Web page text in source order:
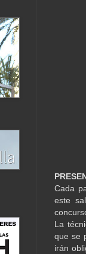
Cada
este
La
que se
irán